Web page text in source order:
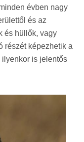
évben nagy
és az
és hüllők, vagy
részét képezhetik a
is jelentős